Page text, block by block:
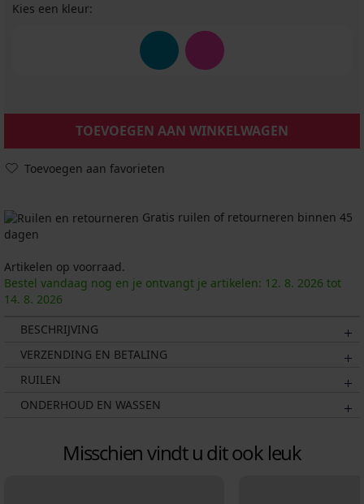
Kies een kleur:
TOEVOEGEN AAN WINKELWAGEN
Toevoegen aan favorieten
Gratis ruilen of retourneren binnen 45
dagen
Artikelen op voorraad.
Bestel vandaag nog en je ontvangt je artikelen: 12. 8. 2026 tot
14. 8. 2026
BESCHRIJVING
VERZENDING EN BETALING
RUILEN
ONDERHOUD EN WASSEN
Misschien vindt u dit ook leuk